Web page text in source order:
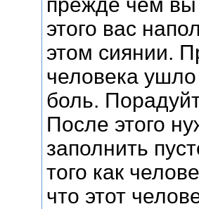
прежде чем
этого вас
этом сиянии.
человека
боль.
После этого
заполнить
того как
что этот